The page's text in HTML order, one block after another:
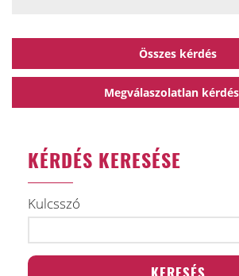
Összes kérdés
Megválaszolatlan
KÉRDÉS KERESÉSE
Kulcsszó